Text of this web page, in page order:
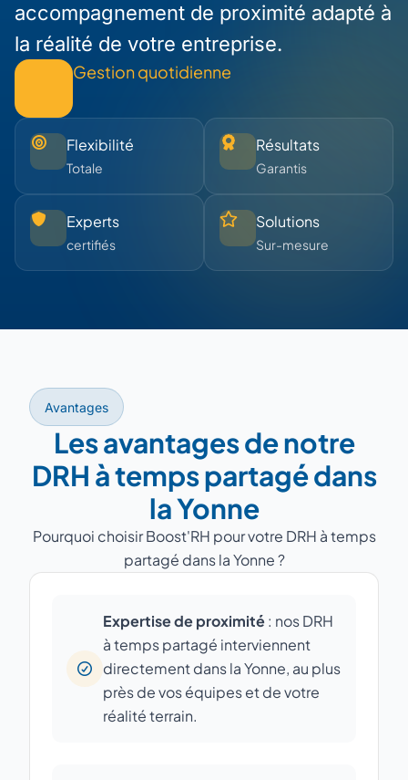
accompagnement de proximité adapté à
la réalité de votre entreprise.
Gestion quotidienne
Flexibilité
Totale
Résultats
Garantis
Experts
certifiés
Solutions
Sur-mesure
Avantages
Les avantages de notre
DRH à temps partagé dans
la Yonne
Pourquoi choisir Boost'RH pour votre DRH à temps
partagé dans la Yonne ?
Expertise de proximité: nos DRH
à temps partagé interviennent
directement dans la Yonne, au plus
près de vos équipes et de votre
réalité terrain.